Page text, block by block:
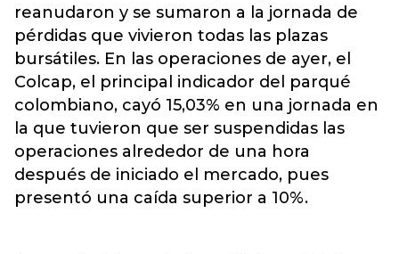
reanudaron y se sumaron a la jornada de
pérdidas que vivieron todas las plazas
bursátiles. En las operaciones de ayer, el
Colcap, el principal indicador del parqué
colombiano, cayó 15,03% en una jornada en
la que tuvieron que ser suspendidas las
operaciones alrededor de una hora
después de iniciado el mercado, pues
presentó una caída superior a 10%.